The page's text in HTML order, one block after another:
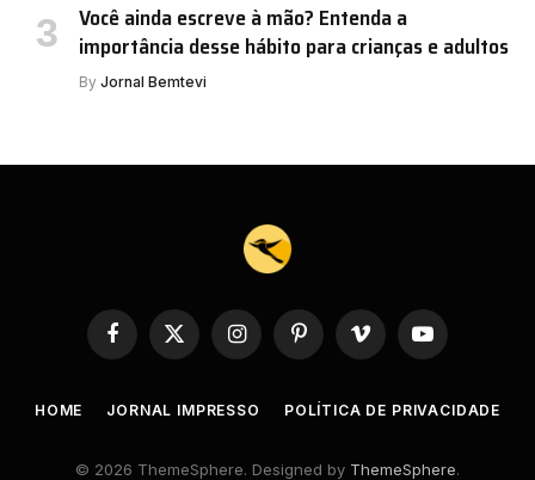
Você ainda escreve à mão? Entenda a
importância desse hábito para crianças e adultos
By Jornal Bemtevi
Facebook
X
(Twitter)
InstagramPinterestVimeo YouTube
HOME JORNAL IMPRESSO POLÍTICA DE PRIVACIDADE
© 2026 ThemeSphere. Designed by ThemeSphere.